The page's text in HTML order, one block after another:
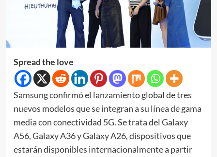
Spread the love
Samsung confirmó el lanzamiento global de tres
nuevos modelos que se integran a su línea de gama
media con conectividad 5G. Se trata del Galaxy
A56, Galaxy A36 y Galaxy A26, dispositivos que
estarán disponibles internacionalmente a partir